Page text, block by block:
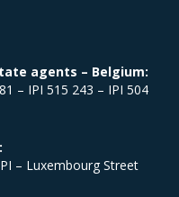
agents – Belgium:
– IPI 515 243 – IPI 504
– Luxembourg Street